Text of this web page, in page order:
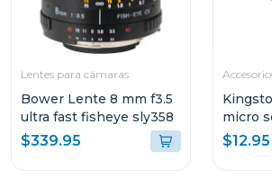
Lentes para cámaras
Bower Lente 8 mm f3.5
ultra fast fisheye sly358
$339.95
micro
go
sdcg4
$12.95